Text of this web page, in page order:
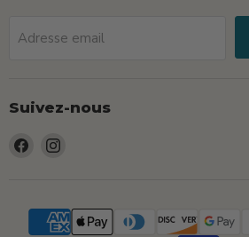
Adresse email
Suivez-nous
Trouvez-